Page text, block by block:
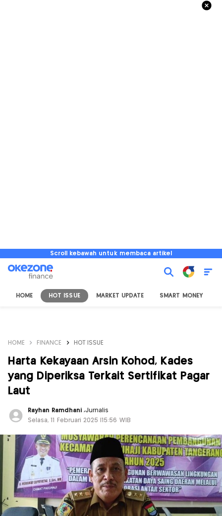
Scroll kebawah untuk membaca artikel
HOME HOT ISSUE MARKET UPDATE SMART MONEY
HOME FINANCE HOT ISSUE
Harta Kekayaan Arsin Kohod, Kades
yang Diperiksa Terkait Sertifikat Pagar
Laut
Rayhan Ramdhani ,Jurnalis
Selasa, 11 Februari 2025 |15:56 WIB